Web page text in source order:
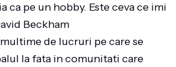
ca pe un hobby. Este ceva ce imi
Beckham
de lucruri pe care se
la fata in comunitati care